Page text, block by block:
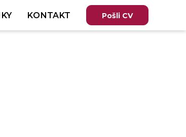
KONTAKT Pošli CV